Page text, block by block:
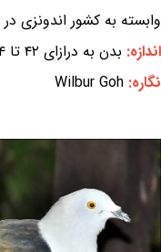
وابسته به کشور اندونزی
اندازه: بدن به درازای ۴۲ تا ۴۴ سانتی‌متر
نگاره: Wilbur Goh